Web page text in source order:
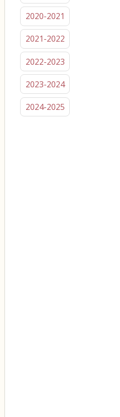
2020-2021
2021-2022
2022-2023
2023-2024
2024-2025